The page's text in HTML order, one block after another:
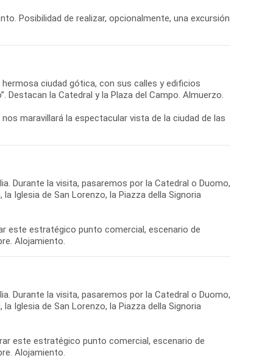
Posibilidad de realizar, opcionalmente, una excursión
ciudad gótica, con sus calles y edificios
Destacan la Catedral y la Plaza del Campo. Almuerzo.
maravillará la espectacular vista de la ciudad de las
Durante la visita, pasaremos por la Catedral o Duomo,
Iglesia de San Lorenzo, la Piazza della Signoria
este estratégico punto comercial, escenario de
Durante la visita, pasaremos por la Catedral o Duomo,
Iglesia de San Lorenzo, la Piazza della Signoria
este estratégico punto comercial, escenario de